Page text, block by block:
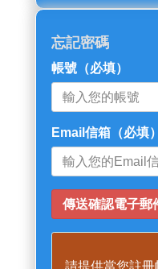
忘記密碼
帳號 （必填）
Email信箱 （必填）
請提供當您註